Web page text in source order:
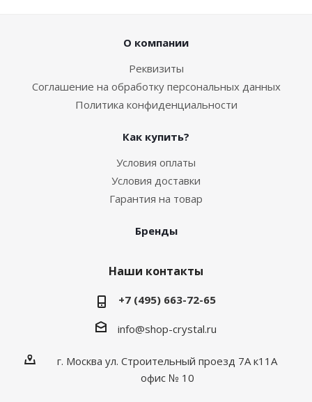
О компании
Реквизиты
Соглашение на обработку персональных данных
Политика конфиденциальности
Как купить?
Условия оплаты
Условия доставки
Гарантия на товар
Бренды
Наши контакты
+7 (495) 663-72-65
info@shop-crystal.ru
г. Москва ул. Строительный проезд 7А к11А
офис № 10